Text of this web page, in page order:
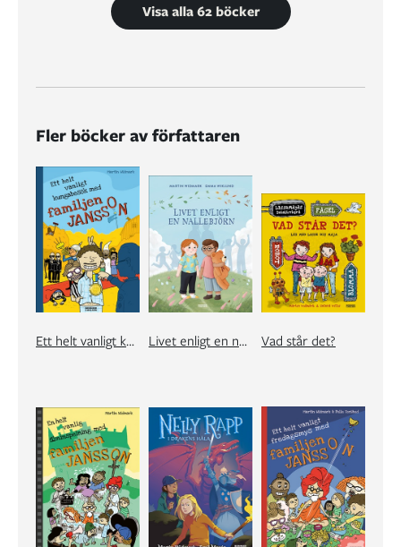
Visa alla 62 böcker
Fler böcker av författaren
Ett helt vanligt kungabesök med familjen Jansson Livet enligt en nallebjörn Vad står det?